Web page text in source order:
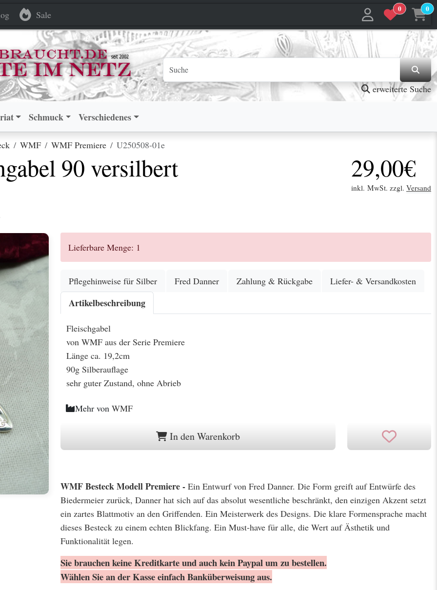
Sale
0 0
erweiterte Suche
Schmuck Verschiedenes
WMF WMF Premiere U250508-01e
90 versilbert 29,00€
inkl. MwSt. zzgl. Versand
Lieferbare Menge: 1
Pflegehinweise für Silber Fred Danner Zahlung & Rückgabe Liefer- & Versandkosten
Artikelbeschreibung
Fleischgabel
von WMF aus der Serie Premiere
Länge ca. 19,2cm
90g Silberauflage
sehr guter Zustand, ohne Abrieb
Mehr von WMF
In den Warenkorb
WMF Besteck Modell Premiere - Ein Entwurf von Fred Danner. Die Form greift auf Entwürfe des
Biedermeier zurück, Danner hat sich auf das absolut wesentliche beschränkt, den einzigen Akzent setzt
ein zartes Blattmotiv an den Griffenden. Ein Meisterwerk des Designs. Die klare Formensprache macht
dieses Besteck zu einem echten Blickfang. Ein Must-have für alle, die Wert auf Ästhetik und
Funktionalität legen.
Sie brauchen keine Kreditkarte und auch kein Paypal um zu bestellen.
Wählen Sie an der Kasse einfach Banküberweisung aus.
versilbert jetzt in den Warenkorb
versilbert jetzt in den Warenkorb